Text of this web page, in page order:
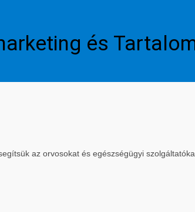
és
az orvosokat és egészségügyi